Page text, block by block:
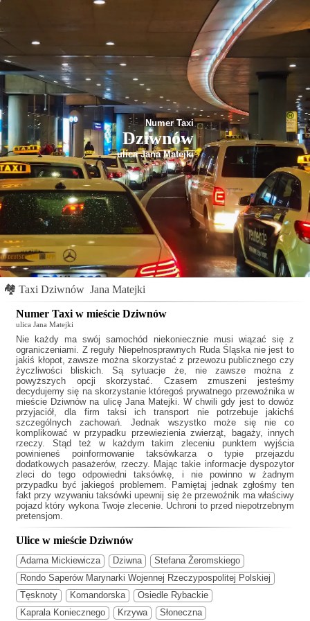
Numer Taxi
Dziwnów
ulica Jana Matejki
🏘 Taxi Dziwnów Jana Matejki
Numer Taxi w mieście Dziwnów
ulica Jana Matejki
Nie każdy ma swój samochód niekoniecznie musi wiązać się z
ograniczeniami. Z reguły Niepełnosprawnych Ruda Śląska nie jest to
jakiś kłopot, zawsze można skorzystać z przewozu publicznego czy
życzliwości bliskich. Są sytuacje że, nie zawsze można z
powyższych opcji skorzystać. Czasem zmuszeni jesteśmy
decydujemy się na skorzystanie któregoś prywatnego przewoźnika w
mieście Dziwnów na ulicę Jana Matejki. W chwili gdy jest to dowóz
przyjaciół, dla firm taksi ich transport nie potrzebuje jakichś
szczególnych zachowań. Jednak wszystko może się nie co
komplikować w przypadku przewiezienia zwierząt, bagaży, innych
rzeczy. Stąd też w każdym takim zleceniu punktem wyjścia
powinieneś poinformowanie taksówkarza o typie przejazdu
dodatkowych pasażerów, rzeczy. Mając takie informacje dyspozytor
zleci do tego odpowiedni taksówkę, i nie powinno w żadnym
przypadku być jakiegoś problemem. Pamiętaj jednak zgłośmy ten
fakt przy wzywaniu taksówki upewnij się że przewoźnik ma właściwy
pojazd który wykona Twoje zlecenie. Uchroni to przed niepotrzebnym
pretensjom.
Ulice w mieście Dziwnów
Adama Mickiewicza Dziwna
Stefana Żeromskiego
Rondo Saperów Marynarki Wojennej Rzeczypospolitej Polskiej
Tęsknoty
Komandorska
Osiedle Rybackie
Kaprala Koniecznego
Krzywa Słoneczna